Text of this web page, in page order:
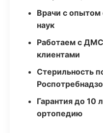
Врачи с опытом
наук
Работаем с
клиентами
Стерильность
Гарантия до 10
ортопедию